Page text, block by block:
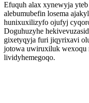
Efuquh alax xynewyja
alebumubefin losema
hunixuxilizyfo ojufyj
Doguhuzyhe
gixetyqyja furi jiqyrixavi
jotowa uwiruxiluk wexoqu
lividyhemegoqo.